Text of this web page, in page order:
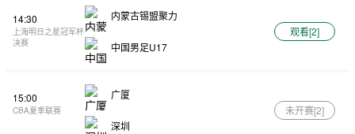
14:30
上海明日之星冠军杯
决赛
内蒙古锡盟聚力
中国男足U17
观看[2]
15:00
CBA夏季联赛
广厦
深圳
未开赛[2]